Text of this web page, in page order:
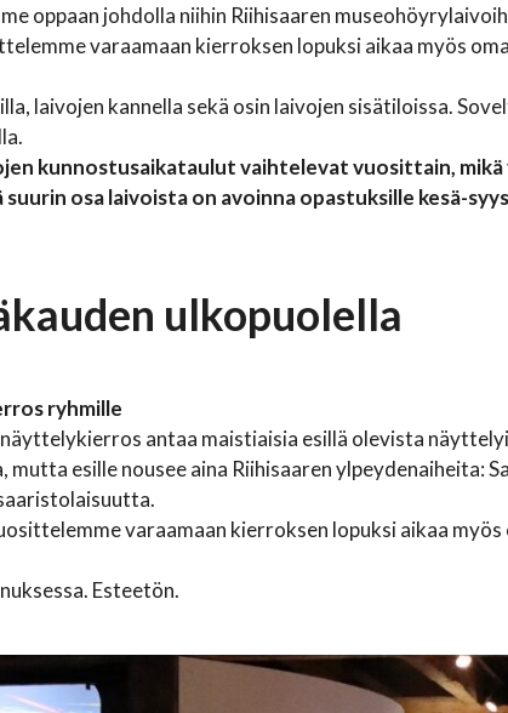
oppaan johdolla niihin Riihisaaren
varaamaan kierroksen lopuksi aikaa myös
laivojen kannella sekä osin laivojen sisätiloissa.
kunnostusaikataulut vaihtelevat vuosittain,
osa laivoista on avoinna opastuksille kesä-
ulkopuolella
ryhmille
antaa maistiaisia esillä olevista
esille nousee aina Riihisaaren ylpeydenaiheita:
varaamaan kierroksen lopuksi aikaa
Esteetön.